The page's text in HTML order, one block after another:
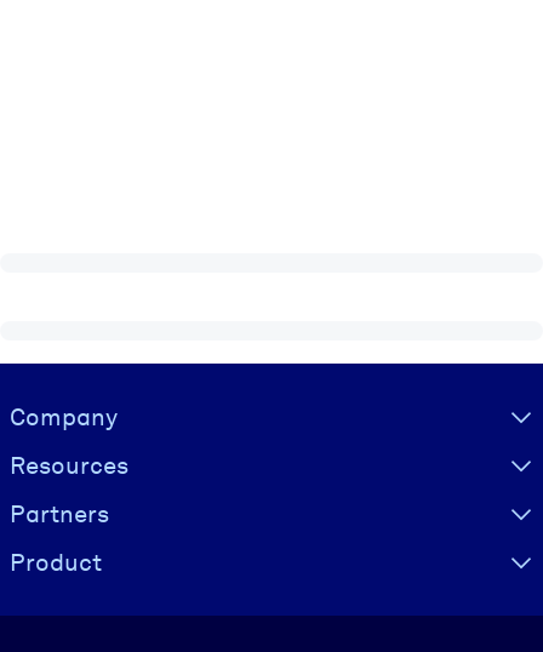
Visually hidden Text
Company
Resources
Partners
Product